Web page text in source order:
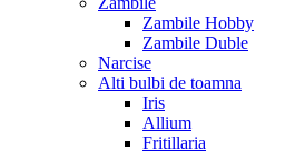
Zambile Hobby
Zambile Duble
Narcise
Alti bulbi de toamna
Iris
Allium
Fritillaria